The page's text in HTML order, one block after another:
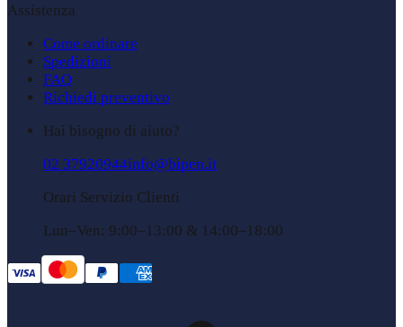
Assistenza
Come ordinare
Spedizioni
FAQ
Richiedi preventivo
Hai bisogno di aiuto?
02 37920944info@bipen.it
Orari Servizio Clienti
Lun–Ven: 9:00–13:00 & 14:00–18:00